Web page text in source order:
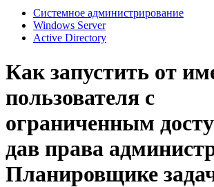
Системное администрирование
Windows Server
Active Directory
Как запустить от
пользователя с
ограниченным
дав права
Планировщике